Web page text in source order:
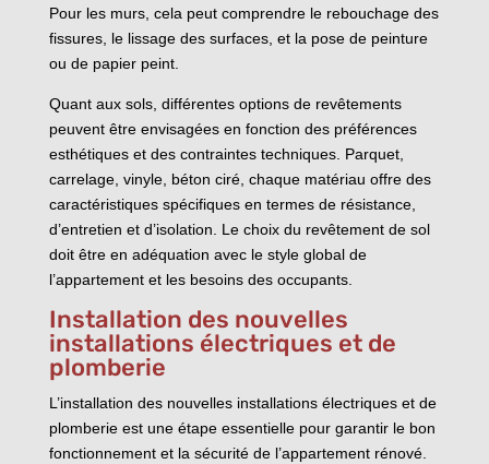
Pour les murs, cela peut comprendre le rebouchage des
fissures, le lissage des surfaces, et la pose de peinture
ou de papier peint.
Quant aux sols, différentes options de revêtements
peuvent être envisagées en fonction des préférences
esthétiques et des contraintes techniques. Parquet,
carrelage, vinyle, béton ciré, chaque matériau offre des
caractéristiques spécifiques en termes de résistance,
d’entretien et d’isolation. Le choix du revêtement de sol
doit être en adéquation avec le style global de
l’appartement et les besoins des occupants.
Installation des nouvelles
installations électriques et de
plomberie
L’installation des nouvelles installations électriques et de
plomberie est une étape essentielle pour garantir le bon
fonctionnement et la sécurité de l’appartement rénové.